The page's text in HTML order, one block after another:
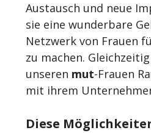
Austausch und neue
sie eine wunderbare
Netzwerk von Frauen
zu machen.
unseren mut-Frauen
mit ihrem
Diese